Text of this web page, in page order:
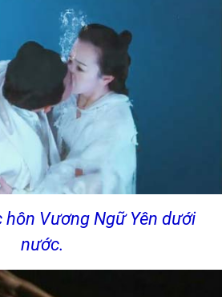
hôn Vương Ngữ Yên dưới
nước.